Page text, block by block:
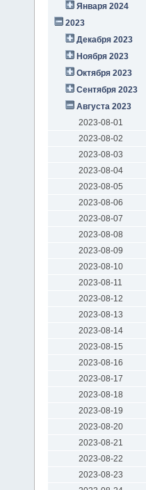
Января 2024
2023
Декабря 2023
Ноября 2023
Октября 2023
Сентября 2023
Августа 2023
2023-08-01
2023-08-02
2023-08-03
2023-08-04
2023-08-05
2023-08-06
2023-08-07
2023-08-08
2023-08-09
2023-08-10
2023-08-11
2023-08-12
2023-08-13
2023-08-14
2023-08-15
2023-08-16
2023-08-17
2023-08-18
2023-08-19
2023-08-20
2023-08-21
2023-08-22
2023-08-23